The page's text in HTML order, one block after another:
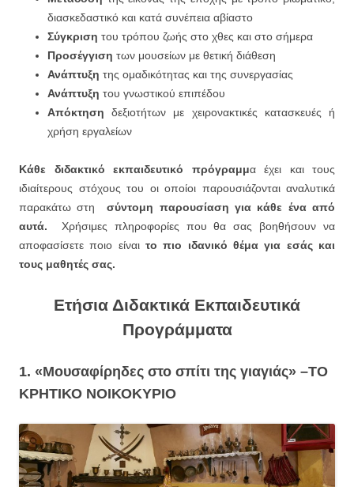
διασκεδαστικό και κατά συνέπεια αβίαστο
Σύγκριση του τρόπου ζωής στο χθες και στο σήμερα
Προσέγγιση των μουσείων με θετική διάθεση
Ανάπτυξη της ομαδικότητας και της συνεργασίας
Ανάπτυξη του γνωστικού επιπέδου
Απόκτηση δεξιοτήτων με χειρονακτικές κατασκευές ή
χρήση εργαλείων
Κάθε διδακτικό εκπαιδευτικό πρόγραμμα έχει και τους
ιδιαίτερους στόχους του οι οποίοι παρουσιάζονται αναλυτικά
παρακάτω στησύντομη παρουσίαση για κάθε ένα από
αυτά.
Χρήσιμες πληροφορίες που θα σας βοηθήσουν να
αποφασίσετε ποιο είναιτο πιο ιδανικό θέμα για εσάς και
τους μαθητές σας.
Ετήσια Διδακτικά Εκπαιδευτικά
Προγράμματα
1. «Μουσαφίρηδες στο σπίτι της γιαγιάς» –ΤΟ
ΚΡΗΤΙΚΟ ΝΟΙΚΟΚΥΡΙΟ